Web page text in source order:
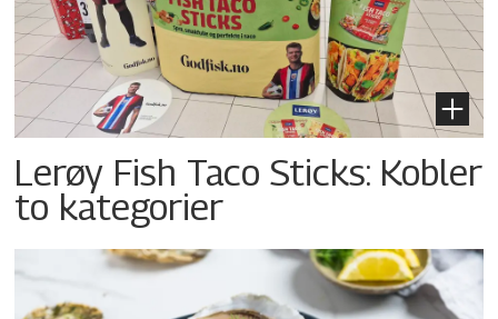
Lerøy Fish Taco Sticks: Kobler
to kategorier